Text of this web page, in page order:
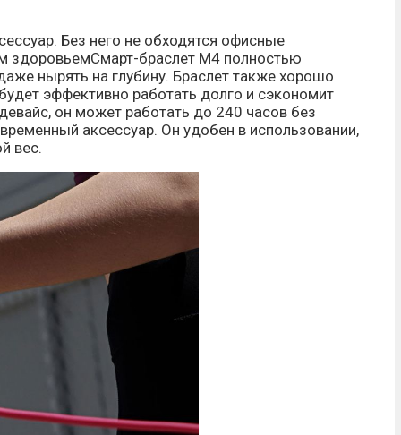
Без него не обходятся офисные
здоровьемСмарт-браслет М4 полностью
нырять на глубину. Браслет также хорошо
эффективно работать долго и сэкономит
он может работать до 240 часов без
аксессуар. Он удобен в использовании,
вес.